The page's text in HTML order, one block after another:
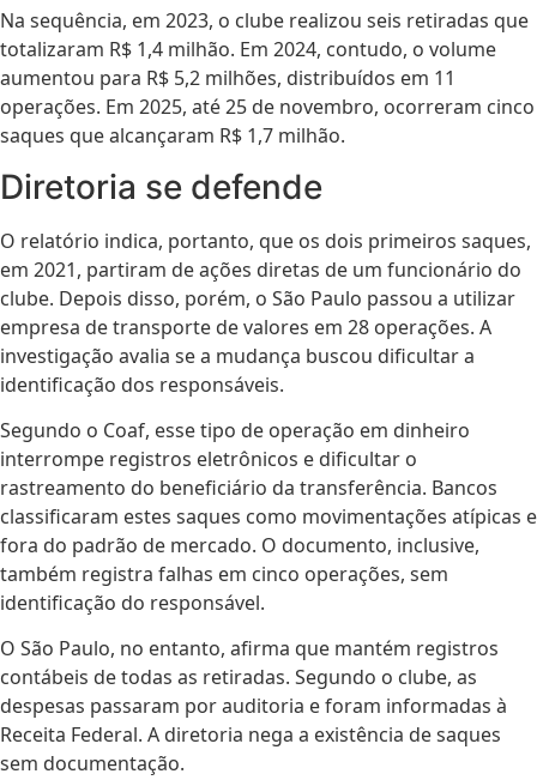
Na sequência, em 2023, o clube realizou seis retiradas que
totalizaram R$ 1,4 milhão. Em 2024, contudo, o volume
aumentou para R$ 5,2 milhões, distribuídos em 11
operações. Em 2025, até 25 de novembro, ocorreram cinco
saques que alcançaram R$ 1,7 milhão.
Diretoria se defende
O relatório indica, portanto, que os dois primeiros saques,
em 2021, partiram de ações diretas de um funcionário do
clube. Depois disso, porém, o São Paulo passou a utilizar
empresa de transporte de valores em 28 operações. A
investigação avalia se a mudança buscou dificultar a
identificação dos responsáveis.
Segundo o Coaf, esse tipo de operação em dinheiro
interrompe registros eletrônicos e dificultar o
rastreamento do beneficiário da transferência. Bancos
classificaram estes saques como movimentações atípicas e
fora do padrão de mercado. O documento, inclusive,
também registra falhas em cinco operações, sem
identificação do responsável.
O São Paulo, no entanto, afirma que mantém registros
contábeis de todas as retiradas. Segundo o clube, as
despesas passaram por auditoria e foram informadas à
Receita Federal. A diretoria nega a existência de saques
sem documentação.